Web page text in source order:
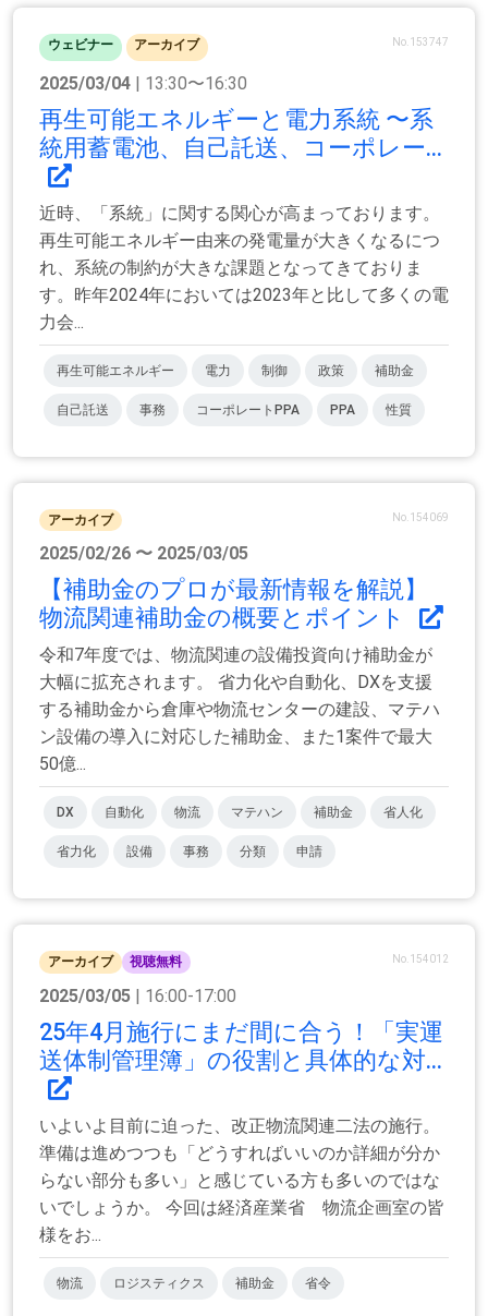
ウェビナー アーカイブ No.153747
2025/03/04 | 13:30〜16:30
再生可能エネルギーと電力系統 〜系
統用蓄電池、自己託送、コーポレー...
近時、「系統」に関する関心が高まっております。
再生可能エネルギー由来の発電量が大きくなるにつ
れ、系統の制約が大きな課題となってきておりま
す。昨年2024年においては2023年と比して多くの電
力会...
再生可能エネルギー 電力 制御 政策 補助金
自己託送 事務 コーポレートPPA PPA 性質
アーカイブ No.154069
2025/02/26 〜 2025/03/05
【補助⾦のプロが最新情報を解説】
物流関連補助金の概要とポイント
令和7年度では、物流関連の設備投資向け補助金が
大幅に拡充されます。 省力化や自動化、DXを支援
する補助金から倉庫や物流センターの建設、マテハ
ン設備の導入に対応した補助⾦、また1案件で最大
50億...
DX 自動化 物流 マテハン 補助金 省人化
省力化 設備 事務 分類 申請
アーカイブ 視聴無料 No.154012
2025/03/05 | 16:00-17:00
25年4月施行にまだ間に合う！「実運
送体制管理簿」の役割と具体的な対...
いよいよ目前に迫った、改正物流関連二法の施行。
準備は進めつつも「どうすればいいのか詳細が分か
らない部分も多い」と感じている方も多いのではな
いでしょうか。 今回は経済産業省 物流企画室の皆
様をお...
物流 ロジスティクス 補助金 省令